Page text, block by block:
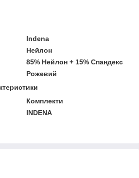
Indena
Нейлон
85% Нейлон + 15% Спандекс
Рожевий
Комплекти
INDENA